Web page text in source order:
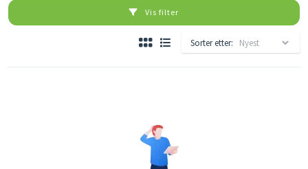
Vis filter
Sorter etter: